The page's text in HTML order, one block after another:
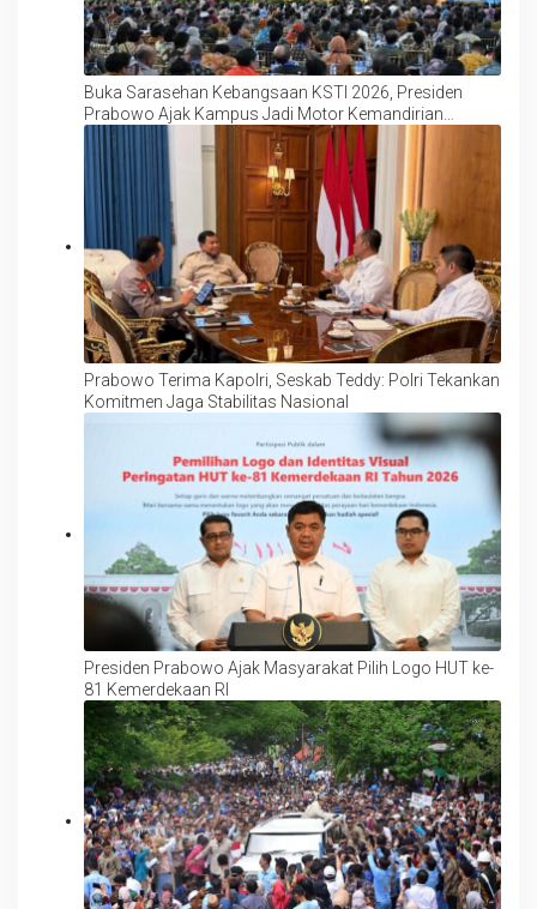
Buka Sarasehan Kebangsaan KSTI 2026, Presiden
Prabowo Ajak Kampus Jadi Motor Kemandirian
Ekonomi
Prabowo Terima Kapolri, Seskab Teddy: Polri Tekankan
Komitmen Jaga Stabilitas Nasional
Presiden Prabowo Ajak Masyarakat Pilih Logo HUT ke-
81 Kemerdekaan RI